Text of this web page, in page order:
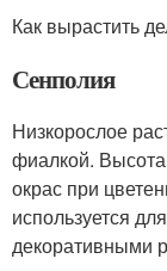
Как вырастить
Сенполия
Низкорослое
фиалкой.
окрас при
используется
декоративными